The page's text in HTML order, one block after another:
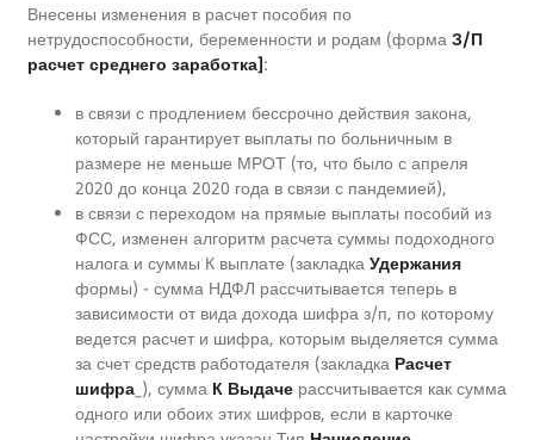
Внесены изменения в расчет пособия по
нетрудоспособности, беременности и родам (форма З/П
расчет среднего заработка]:
в связи с продлением бессрочно действия закона,
который гарантирует выплаты по больничным в
размере не меньше МРОТ (то, что было с апреля
2020 до конца 2020 года в связи с пандемией),
в связи с переходом на прямые выплаты пособий из
ФСС, изменен алгоритм расчета суммы подоходного
налога и суммы К выплате (закладка Удержания
формы) - сумма НДФЛ рассчитывается теперь в
зависимости от вида дохода шифра з/п, по которому
ведется расчет и шифра, которым выделяется сумма
за счет средств работодателя (закладка Расчет
шифра _), сумма К Выдаче рассчитывается как сумма
одного или обоих этих шифров, если в карточке